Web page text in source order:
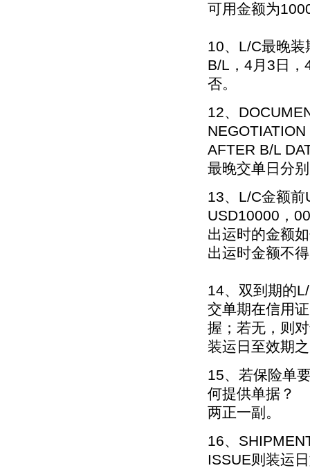
可用金额为
10、L/C最晚
B/L，4月3日，
否。
12、
AFTER B/L
最晚交单日分
13、L/C金额
USD10000，
出运时的金额
出运时金额不
14、双到期的
交单期在信用
握；若无，则
装运日至效期
15、若保险单
何提供单据？
两正一副。
16、
ISSUE则装运